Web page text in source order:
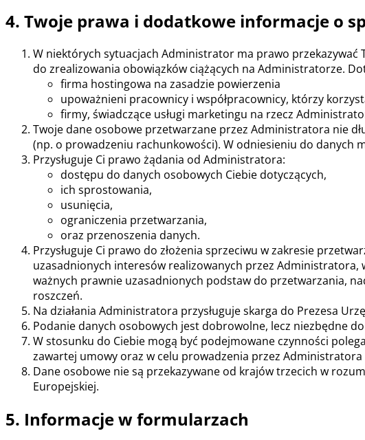
4. Twoje prawa i dodatkowe informacje o
W niektórych sytuacjach Administrator ma prawo
do zrealizowania obowiązków ciążących na Administratorze.
firma hostingowa na zasadzie powierzenia
upoważnieni pracownicy i współpracownicy, którzy
firmy, świadczące usługi marketingu na rzecz
Twoje dane osobowe przetwarzane przez Administratora nie
(np. o prowadzeniu rachunkowości). W odniesieniu do danych
Przysługuje Ci prawo żądania od Administratora:
dostępu do danych osobowych Ciebie dotyczących,
ich sprostowania,
usunięcia,
ograniczenia przetwarzania,
oraz przenoszenia danych.
Przysługuje Ci prawo do złożenia sprzeciwu w zakresie
uzasadnionych interesów realizowanych przez
ważnych prawnie uzasadnionych podstaw do przetwarzania,
roszczeń.
Na działania Administratora przysługuje skarga do Prezesa
Podanie danych osobowych jest dobrowolne, lecz niezbędne do
W stosunku do Ciebie mogą być podejmowane czynności
zawartej umowy oraz w celu prowadzenia przez
Dane osobowe nie są przekazywane od krajów trzecich w
Europejskiej.
5. Informacje w formularzach